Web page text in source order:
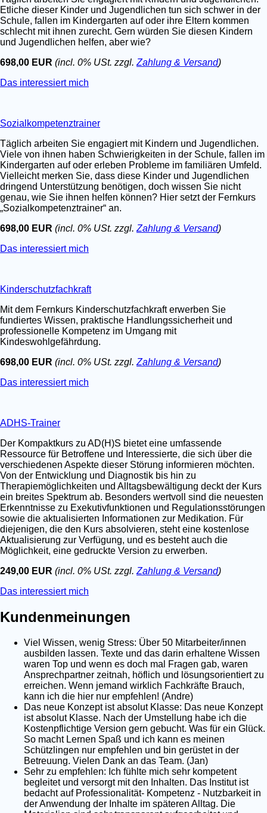
Etliche dieser Kinder und Jugendlichen tun sich schwer in der
Schule, fallen im Kindergarten auf oder ihre Eltern kommen
schlecht mit ihnen zurecht. Gern würden Sie diesen Kindern
und Jugendlichen helfen, aber wie?
698,00 EUR (incl. 0% USt. zzgl. Zahlung & Versand)
Das interessiert mich
Sozialkompetenztrainer
Täglich arbeiten Sie engagiert mit Kindern und Jugendlichen.
Viele von ihnen haben Schwierigkeiten in der Schule, fallen im
Kindergarten auf oder erleben Probleme im familiären Umfeld.
Vielleicht merken Sie, dass diese Kinder und Jugendlichen
dringend Unterstützung benötigen, doch wissen Sie nicht
genau, wie Sie ihnen helfen können? Hier setzt der Fernkurs
„Sozialkompetenztrainer“ an.
698,00 EUR (incl. 0% USt. zzgl. Zahlung & Versand)
Das interessiert mich
Kinderschutzfachkraft
Mit dem Fernkurs Kinderschutzfachkraft erwerben Sie
fundiertes Wissen, praktische Handlungssicherheit und
professionelle Kompetenz im Umgang mit
Kindeswohlgefährdung.
698,00 EUR (incl. 0% USt. zzgl. Zahlung & Versand)
Das interessiert mich
ADHS-Trainer
Der Kompaktkurs zu AD(H)S bietet eine umfassende
Ressource für Betroffene und Interessierte, die sich über die
verschiedenen Aspekte dieser Störung informieren möchten.
Von der Entwicklung und Diagnostik bis hin zu
Therapiemöglichkeiten und Alltagsbewältigung deckt der Kurs
ein breites Spektrum ab. Besonders wertvoll sind die neuesten
Erkenntnisse zu Exekutivfunktionen und Regulationsstörungen
sowie die aktualisierten Informationen zur Medikation. Für
diejenigen, die den Kurs absolvieren, steht eine kostenlose
Aktualisierung zur Verfügung, und es besteht auch die
Möglichkeit, eine gedruckte Version zu erwerben.
249,00 EUR (incl. 0% USt. zzgl. Zahlung & Versand)
Das interessiert mich
Kundenmeinungen
Viel Wissen, wenig Stress: Über 50 Mitarbeiter/innen
ausbilden lassen. Texte und das darin erhaltene Wissen
waren Top und wenn es doch mal Fragen gab, waren
Ansprechpartner zeitnah, höflich und lösungsorientiert zu
erreichen. Wenn jemand wirklich Fachkräfte Brauch,
kann ich die hier nur empfehlen! (Andre)
Das neue Konzept ist absolut Klasse: Das neue Konzept
ist absolut Klasse. Nach der Umstellung habe ich die
Kostenpflichtige Version gern gebucht. Was für ein Glück.
So macht Lernen Spaß und ich kann es meinen
Schützlingen nur empfehlen und bin gerüstet in der
Betreuung. Vielen Dank an das Team. (Jan)
Sehr zu empfehlen: Ich fühlte mich sehr kompetent
begleitet und versorgt mit den Inhalten. Das Institut ist
bedacht auf Professionalität- Kompetenz - Nutzbarkeit in
der Anwendung der Inhalte im späteren Alltag. Die